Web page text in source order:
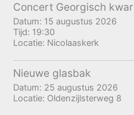
Concert Georgisch
Datum: 15 augustus 2026
Tijd: 19:30
Locatie: Nicolaaskerk
Nieuwe glasbak
Datum: 25 augustus 2026
Locatie: Oldenzijlsterweg 8